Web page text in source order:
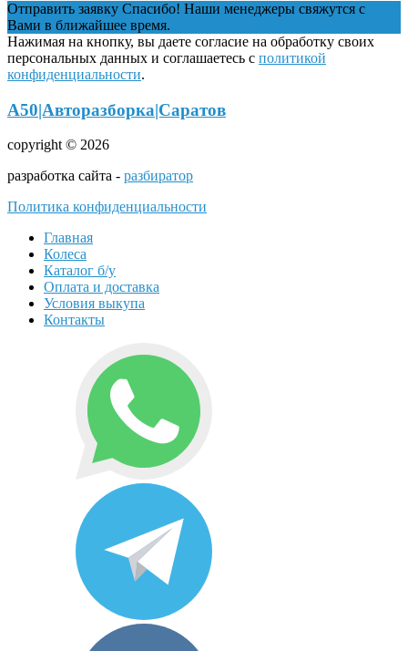
Отправить заявку Спасибо! Наши менеджеры свяжутся с
Вами в ближайшее время.
Нажимая на кнопку, вы даете согласие на обработку своих
персональных данных и соглашаетесь с политикой
конфиденциальности.
А50|Авторазборка|Саратов
copyright © 2026
разработка сайта - разбиратор
Политика конфиденциальности
Главная
Колеса
Каталог б/у
Оплата и доставка
Условия выкупа
Контакты